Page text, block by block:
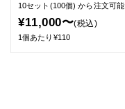
10セット(100個)から注文可能
¥11,000〜(税込)
1個あたり¥110